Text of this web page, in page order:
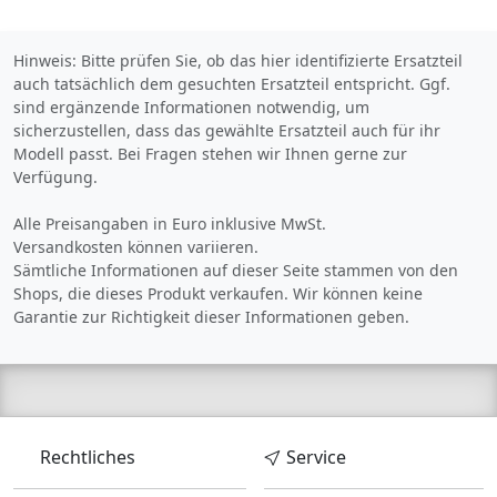
Fachbetrieb
Hinweis: Bitte prüfen Sie, ob das hier identifizierte Ersatzteil
auch tatsächlich dem gesuchten Ersatzteil entspricht. Ggf.
sind ergänzende Informationen notwendig, um
sicherzustellen, dass das gewählte Ersatzteil auch für ihr
Modell passt. Bei Fragen stehen wir Ihnen gerne zur
Verfügung.
Alle Preisangaben in Euro inklusive MwSt.
Versandkosten können variieren.
Sämtliche Informationen auf dieser Seite stammen von den
Shops, die dieses Produkt verkaufen. Wir können keine
Garantie zur Richtigkeit dieser Informationen geben.
Rechtliches Service